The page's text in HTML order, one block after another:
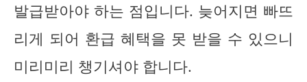
발급받아야 하는 점입니다. 늦어지면 빠뜨
리게 되어 환급 혜택을 못 받을 수 있으니
미리미리 챙기셔야 합니다.